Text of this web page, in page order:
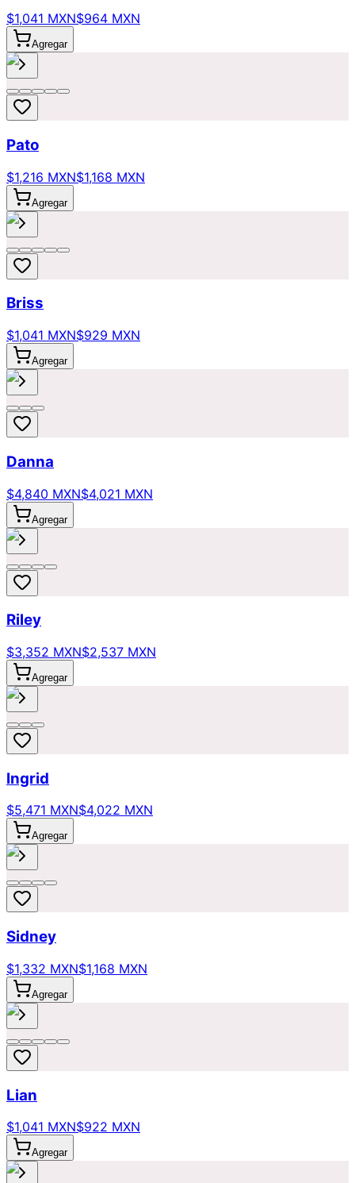
$1,041 MXN$964 MXN
Agregar
Pato
$1,216 MXN$1,168 MXN
Agregar
Briss
$1,041 MXN$929 MXN
Agregar
Danna
$4,840 MXN$4,021 MXN
Agregar
Riley
$3,352 MXN$2,537 MXN
Agregar
Ingrid
$5,471 MXN$4,022 MXN
Agregar
Sidney
$1,332 MXN$1,168 MXN
Agregar
Lian
$1,041 MXN$922 MXN
Agregar